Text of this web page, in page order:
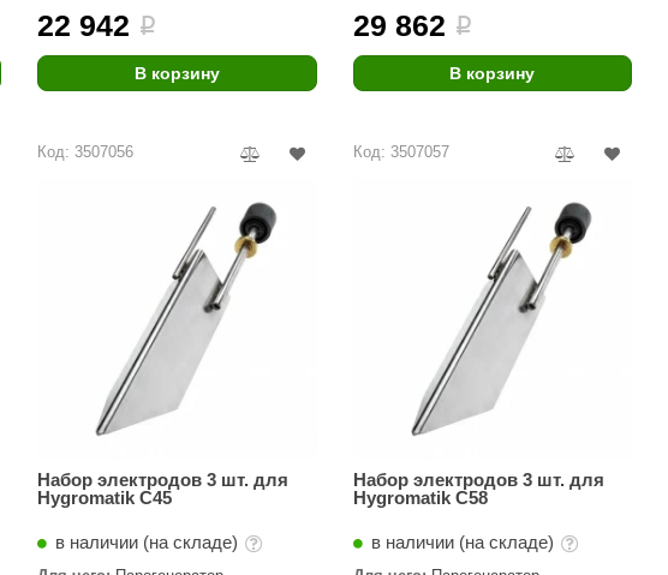
22 942 i
В корзину
29 862 i
В корзину
Код: 3507056
Набор электродов 3 шт. для
Hygromatik C45
в наличии (на складе)
Код: 3507057
Набор электродов 3 шт. для
Hygromatik C58
в наличии (на складе)